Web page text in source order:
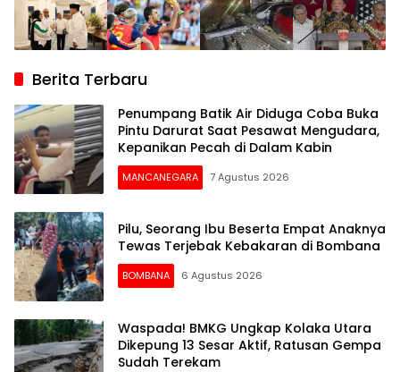
Berita Terbaru
Penumpang Batik Air Diduga Coba Buka
Pintu Darurat Saat Pesawat Mengudara,
Kepanikan Pecah di Dalam Kabin
MANCANEGARA 7 Agustus 2026
Pilu, Seorang Ibu Beserta Empat Anaknya
Tewas Terjebak Kebakaran di Bombana
BOMBANA 6 Agustus 2026
Waspada! BMKG Ungkap Kolaka Utara
Dikepung 13 Sesar Aktif, Ratusan Gempa
Sudah Terekam